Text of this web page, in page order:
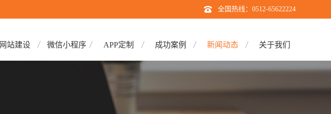
全国热线：0512-65622224
网站建设 微信小程序 APP定制 成功案例 新闻动态 关于我们